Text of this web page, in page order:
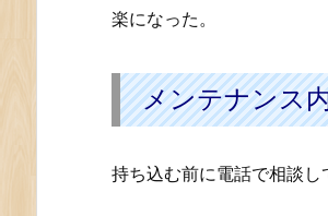
メ
テ
ナ
ン
内
楽になった。
メンテナンス
持ち込む前に電話で相談し